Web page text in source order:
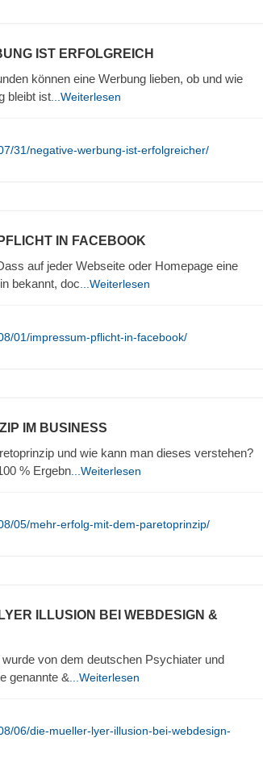
IST ERFOLGREICH
können eine Werbung lieben, ob und wie
bleibt ist ...Weiterlesen
31/negative-werbung-ist-erfolgreicher/
IN FACEBOOK
auf jeder Webseite oder Homepage eine
bekannt, doc ...Weiterlesen
01/impressum-pflicht-in-facebook/
IM BUSINESS
und wie kann man dieses verstehen?
% Ergebn ...Weiterlesen
05/mehr-erfolg-mit-dem-paretoprinzip/
ILLUSION BEI WEBDESIGN &
von dem deutschen Psychiater und
genannte & ...Weiterlesen
06/die-mueller-lyer-illusion-bei-webdesign-